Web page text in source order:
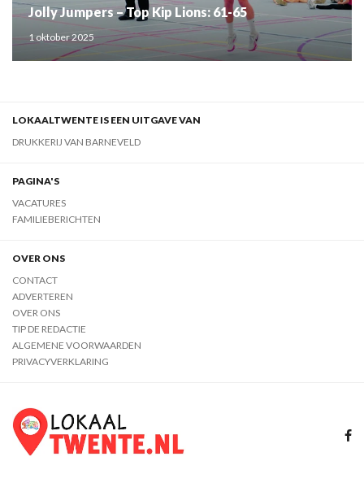
Jolly Jumpers – Top Kip Lions: 61-65
1 oktober 2025
LOKAALTWENTE IS EEN UITGAVE VAN
DRUKKERIJ VAN BARNEVELD
PAGINA'S
VACATURES
FAMILIEBERICHTEN
OVER ONS
CONTACT
ADVERTEREN
OVER ONS
TIP DE REDACTIE
ALGEMENE VOORWAARDEN
PRIVACYVERKLARING